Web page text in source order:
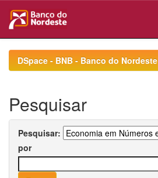
navigationDSpace - BNB - Banco do
Pesquisar
Pesquisar:
por